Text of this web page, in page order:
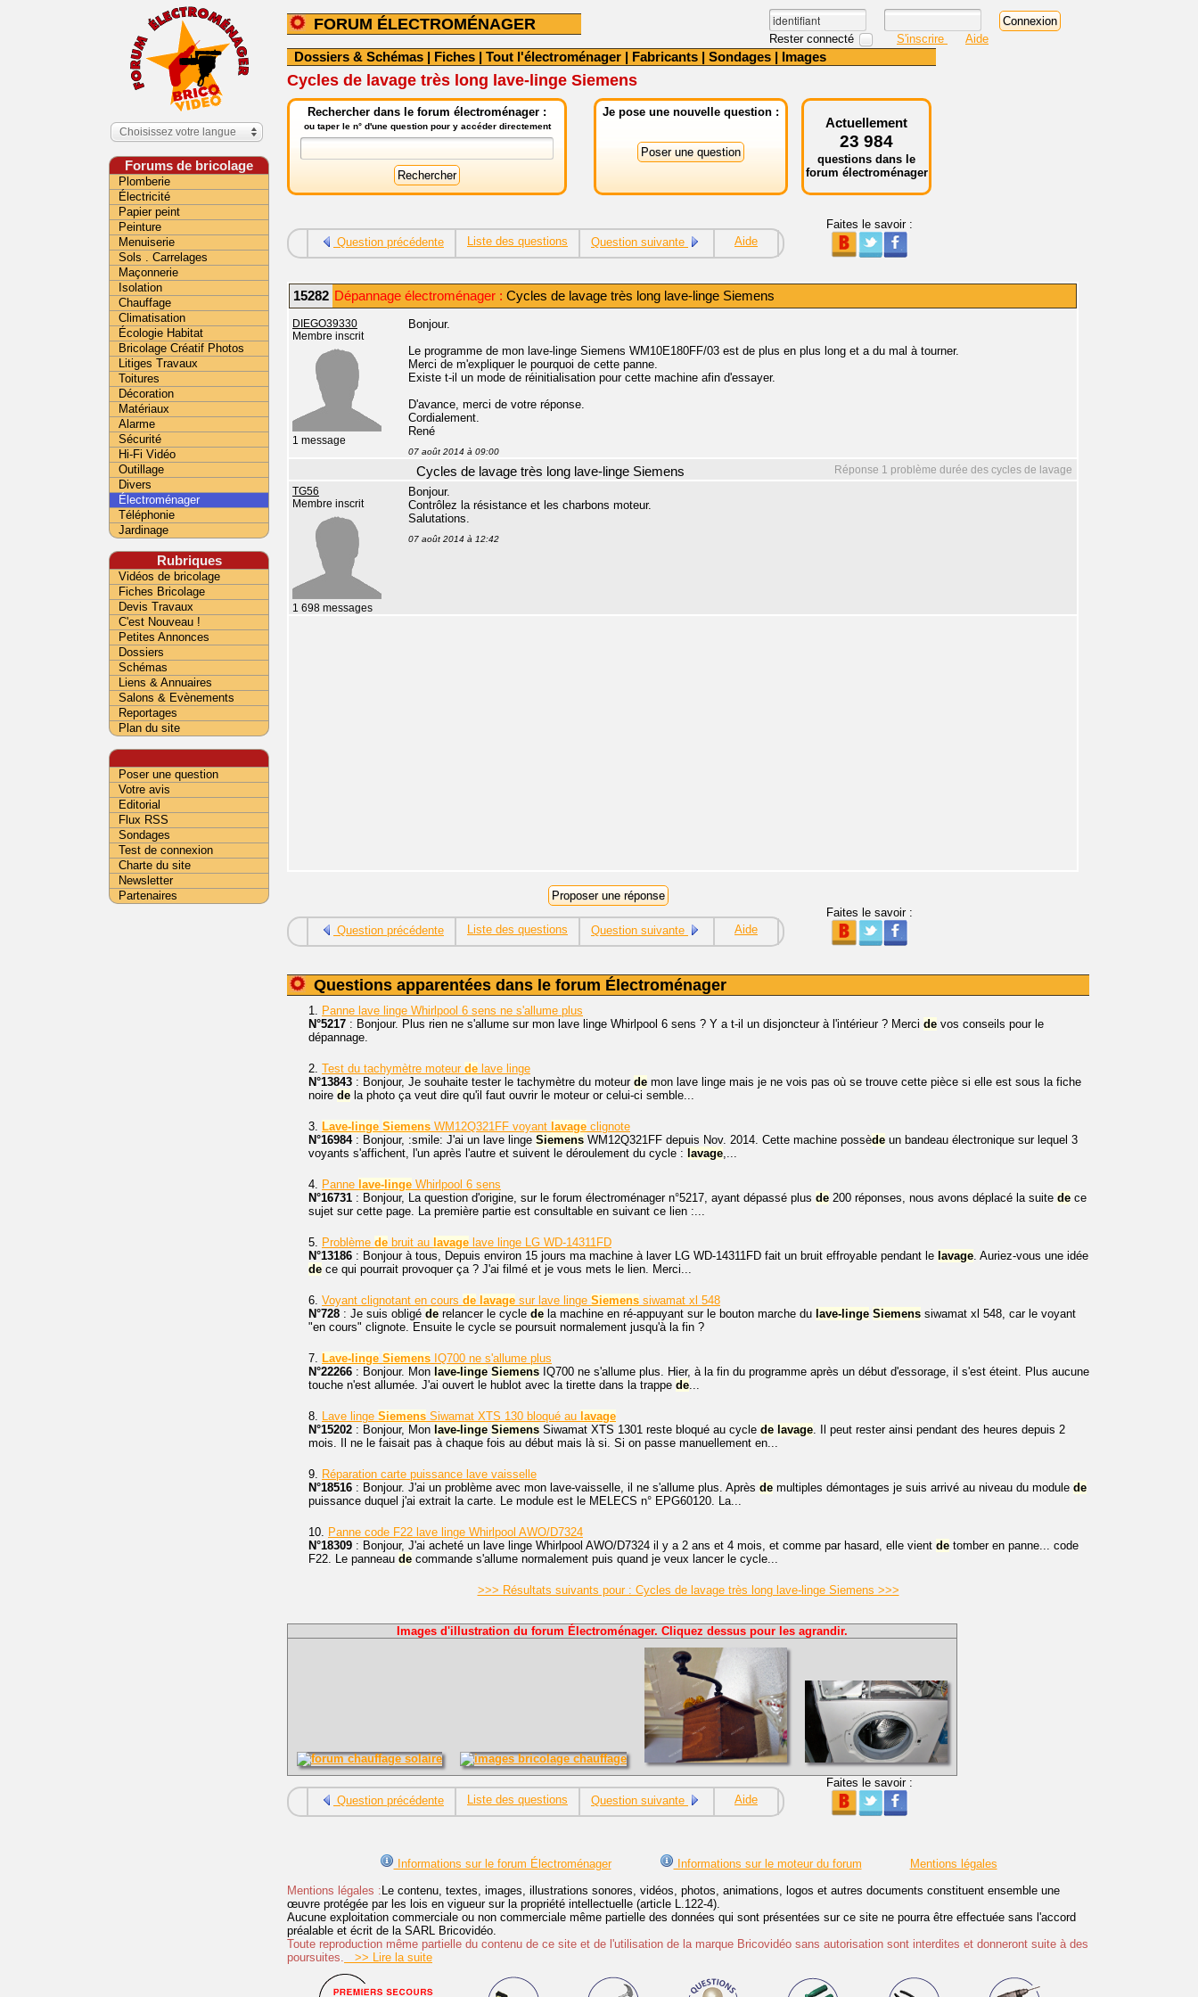
FORUM ÉLECTROMÉNAGER
Rester connecté S'inscrire Aide
Dossiers & Schémas | Fiches | Tout l'électroménager | Fabricants | Sondages | Images
Cycles de lavage très long lave-linge Siemens
Rechercher dans le forum électroménager :
ou taper le n° d'une question pour y accéder directement
Je pose une nouvelle question :
Actuellement
23 984
questions dans le
forum électroménager
Question précédente Liste des questions Question suivante Aide
Faites le savoir :
15282 Dépannage électroménager : Cycles de lavage très long lave-linge Siemens
DIEGO39330
Membre inscrit
1 message
Bonjour.
Le programme de mon lave-linge Siemens WM10E180FF/03 est de plus en plus long et a du mal à tourner.
Merci de m'expliquer le pourquoi de cette panne.
Existe t-il un mode de réinitialisation pour cette machine afin d'essayer.
D'avance, merci de votre réponse.
Cordialement.
René
07 août 2014 à 09:00
Réponse 1 problème durée des cycles de lavage
Cycles de lavage très long lave-linge Siemens
TG56
Membre inscrit
1 698 messages
Bonjour.
Contrôlez la résistance et les charbons moteur.
Salutations.
07 août 2014 à 12:42
Question précédente Liste des questions Question suivante Aide
Faites le savoir :
Questions apparentées dans le forum Électroménager
1. Panne lave linge Whirlpool 6 sens ne s'allume plus
N°5217 : Bonjour. Plus rien ne s'allume sur mon lave linge Whirlpool 6 sens ? Y a t-il un disjoncteur à l'intérieur ? Merci de vos conseils pour le
dépannage.
2. Test du tachymètre moteur de lave linge
N°13843 : Bonjour, Je souhaite tester le tachymètre du moteur de mon lave linge mais je ne vois pas où se trouve cette pièce si elle est sous la fiche
noire de la photo ça veut dire qu'il faut ouvrir le moteur or celui-ci semble...
3. Lave-linge Siemens WM12Q321FF voyant lavage clignote
N°16984: Bonjour, :smile: J'ai un lave linge Siemens WM12Q321FF depuis Nov. 2014. Cette machine possède un bandeau électronique sur lequel 3
voyants s'affichent, l'un après l'autre et suivent le déroulement du cycle : lavage,...
4. Panne lave-linge Whirlpool 6 sens
N°16731 : Bonjour, La question d'origine, sur le forum électroménager n°5217, ayant dépassé plus de 200 réponses, nous avons déplacé la suite de ce
sujet sur cette page. La première partie est consultable en suivant ce lien :...
5. Problème de bruit au lavage lave linge LG WD-14311FD
N°13186 : Bonjour à tous, Depuis environ 15 jours ma machine à laver LG WD-14311FD fait un bruit effroyable pendant le lavage. Auriez-vous une idée
de ce qui pourrait provoquer ça ? J'ai filmé et je vous mets le lien. Merci...
6. Voyant clignotant en cours de lavage sur lave linge Siemens siwamat xl 548
N°728 : Je suis obligé de relancer le cycle de la machine en ré-appuyant sur le bouton marche du lave-linge Siemens siwamat xl 548, car le voyant
"en cours" clignote. Ensuite le cycle se poursuit normalement jusqu'à la fin ?
7. Lave-linge Siemens IQ700 ne s'allume plus
N°22266 : Bonjour. Mon lave-linge Siemens IQ700 ne s'allume plus. Hier, à la fin du programme après un début d'essorage, il s'est éteint. Plus aucune
touche n'est allumée. J'ai ouvert le hublot avec la tirette dans la trappe de...
8. Lave linge Siemens Siwamat XTS 130 bloqué au lavage
N°15202 : Bonjour, Mon lave-linge Siemens Siwamat XTS 1301 reste bloqué au cycle de lavage. Il peut rester ainsi pendant des heures depuis 2
mois. Il ne le faisait pas à chaque fois au début mais là si. Si on passe manuellement en...
9. Réparation carte puissance lave vaisselle
N°18516 : Bonjour. J'ai un problème avec mon lave-vaisselle, il ne s'allume plus. Après de multiples démontages je suis arrivé au niveau du module de
puissance duquel j'ai extrait la carte. Le module est le MELECS n° EPG60120. La...
10. Panne code F22 lave linge Whirlpool AWO/D7324
N°18309 : Bonjour, J'ai acheté un lave linge Whirlpool AWO/D7324 il y a 2 ans et 4 mois, et comme par hasard, elle vient de tomber en panne... code
F22. Le panneau de commande s'allume normalement puis quand je veux lancer le cycle...
>>> Résultats suivants pour : Cycles de lavage très long lave-linge Siemens >>>
Images d'illustration du forum Électroménager. Cliquez dessus pour les agrandir.
Question précédente Liste des questions Question suivante Aide
Faites le savoir :
Informations sur le forum Électroménager Informations sur le moteur du forum
Mentions légales
Mentions légales : Le contenu, textes, images, illustrations sonores, vidéos, photos, animations, logos et autres documents constituent ensemble une
œuvre protégée par les lois en vigueur sur la propriété intellectuelle (article L.122-4).
Aucune exploitation commerciale ou non commerciale même partielle des données qui sont présentées sur ce site ne pourra être effectuée sans l'accord
préalable et écrit de la SARL Bricovidéo.
Toute reproduction même partielle du contenu de ce site et de l'utilisation de la marque Bricovidéo sans autorisation sont interdites et donneront suite à des
poursuites. >> Lire la suite
Choisissez votre langue
Forums de bricolage
Plomberie
Électricité
Papier peint
Peinture
Menuiserie
Sols . Carrelages
Maçonnerie
Isolation
Chauffage
Climatisation
Écologie Habitat
Bricolage Créatif Photos
Litiges Travaux
Toitures
Décoration
Matériaux
Alarme
Sécurité
Hi-Fi Vidéo
Outillage
Divers
Électroménager
Téléphonie
Jardinage
Rubriques
Vidéos de bricolage
Fiches Bricolage
Devis Travaux
C'est Nouveau !
Petites Annonces
Dossiers
Schémas
Liens & Annuaires
Salons & Evènements
Reportages
Plan du site
Poser une question
Votre avis
Editorial
Flux RSS
Sondages
Test de connexion
Charte du site
Newsletter
Partenaires